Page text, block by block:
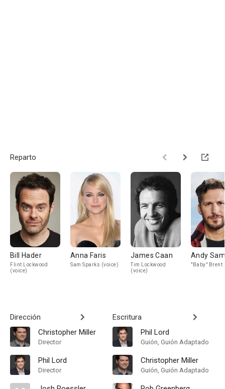
Reparto
Bill Hader
Flint Lockwood
(voice)
Anna Faris
Sam Sparks (voice)
James Caan
Tim Lockwood
(voice)
Andy
"Baby" Brent
Dirección
Christopher Miller
Director
Phil Lord
Director
Escritura
Phil Lord
Guión, Guión Adaptado
Christopher Miller
Guión, Guión Adaptado